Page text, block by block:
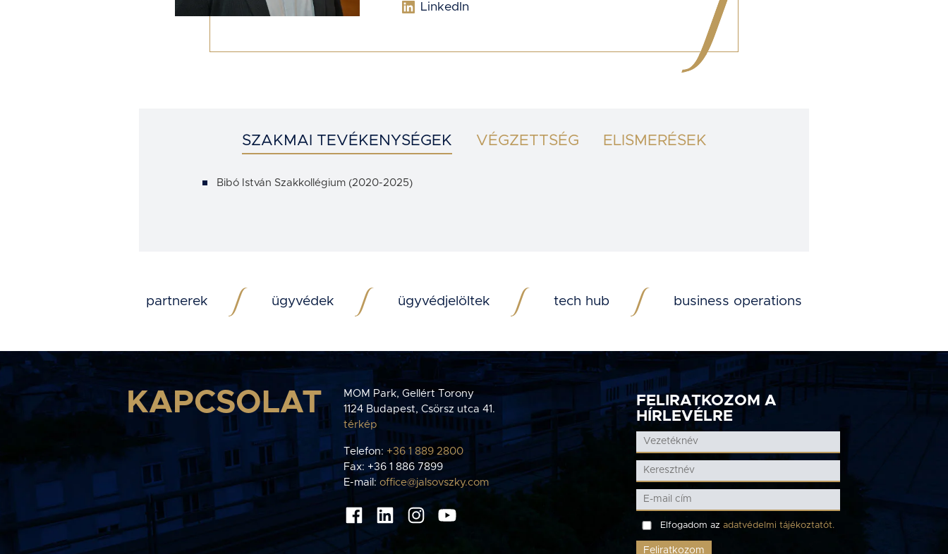
LinkedIn
SZAKMAI TEVÉKENYSÉGEK VÉGZETTSÉG ELISMERÉSEK
Bibó István Szakkollégium (2020-2025)
partnerek ügyvédek ügyvédjelöltek tech hub business operations
KAPCSOLAT
MOM Park, Gellért Torony
1124 Budapest, Csörsz utca 41.
térkép
Telefon: +36 1 889 2800
Fax: +36 1 886 7899
E-mail: office@jalsovszky.com
FELIRATKOZOM A
HÍRLEVÉLRE
Elfogadom az adatvédelmi tájékoztatót.
Feliratkozom